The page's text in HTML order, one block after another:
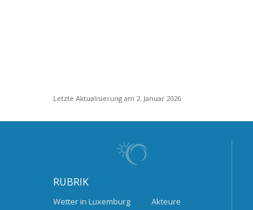
Letzte Aktualisierung am 2. Januar 2026
RUBRIK
Wetter in Luxemburg Akteure